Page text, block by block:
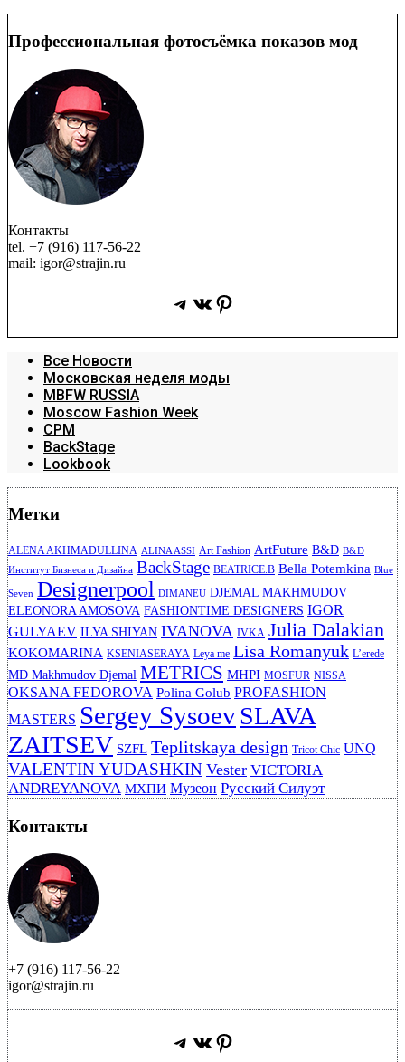
Профессиональная фотосъёмка показов мод
Контакты
tel. +7 (916) 117-56-22
mail: igor@strajin.ru
Telegram
ВКонтакте
Pinterest
Все Новости
Московская неделя моды
MBFW RUSSIA
Moscow Fashion Week
CPM
BackStage
Lookbook
Метки
ALENA AKHMADULLINA ALINA ASSI Art Fashion ArtFuture B&D B&D
Институт Бизнеса и Дизайна BackStage BEATRICE.B Bella Potemkina Blue
Seven Designerpool DIMANEU DJEMAL MAKHMUDOV
ELEONORA AMOSOVA FASHIONTIME DESIGNERS IGOR
GULYAEV ILYA SHIYAN IVANOVA IVKA Julia Dalakian
KOKOMARINA KSENIASERAYA Leya me Lisa Romanyuk L’erede
MD Makhmudov Djemal METRICS MHPI MOSFUR NISSA
OKSANA FEDOROVA Polina Golub PROFASHION
MASTERS Sergey SysoevSLAVA
ZAITSEV SZFL Teplitskaya design Tricot Chic UNQ
VALENTIN YUDASHKIN Vester VICTORIA
ANDREYANOVA МХПИ Музеон Русский Силуэт
Контакты
+7 (916) 117-56-22
igor@strajin.ru
Telegram
ВКонтакте
Pinterest